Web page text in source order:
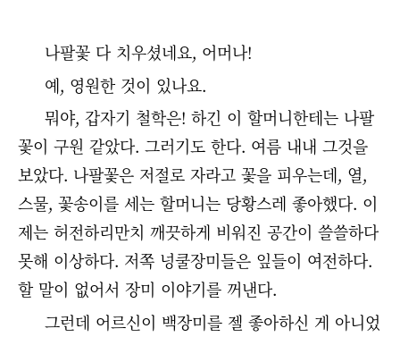
나팔꽃 다 치우셨네요, 어머나!
예, 영원한 것이 있나요.
뭐야, 갑자기 철학은! 하긴 이 할머니한테는 나팔
꽃이 구원 같았다. 그러기도 한다. 여름 내내 그것을
보았다. 나팔꽃은 저절로 자라고 꽃을 피우는데, 열,
스물, 꽃송이를 세는 할머니는 당황스레 좋아했다. 이
제는 허전하리만치 깨끗하게 비워진 공간이 쓸쓸하다
못해 이상하다. 저쪽 넝쿨장미들은 잎들이 여전하다.
할 말이 없어서 장미 이야기를 꺼낸다.
그런데 어르신이 백장미를 젤 좋아하신 게 아니었